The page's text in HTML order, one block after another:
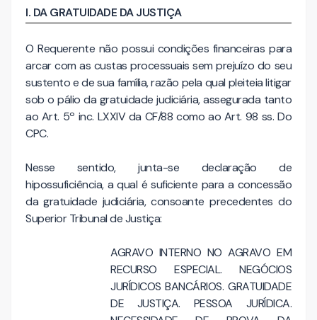
I. DA GRATUIDADE DA JUSTIÇA
O Requerente não possui condições financeiras para
arcar com as custas processuais sem prejuízo do seu
sustento e de sua família, razão pela qual pleiteia litigar
sob o pálio da gratuidade judiciária, assegurada tanto
ao Art. 5º inc. LXXIV da CF/88 como ao Art. 98 ss. Do
CPC.
Nesse sentido, junta-se declaração de
hipossuficiência, a qual é suficiente para a concessão
da gratuidade judiciária, consoante precedentes do
Superior Tribunal de Justiça:
AGRAVO INTERNO NO AGRAVO EM
RECURSO ESPECIAL. NEGÓCIOS
JURÍDICOS BANCÁRIOS. GRATUIDADE
DE JUSTIÇA. PESSOA JURÍDICA.